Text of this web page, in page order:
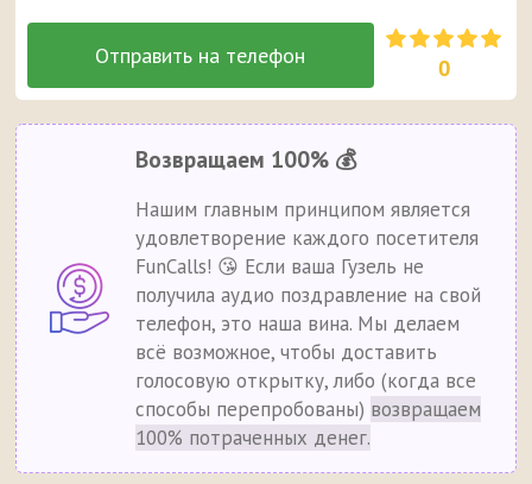
0
Возвращаем 100% 💰
Нашим главным принципом является
удовлетворение каждого посетителя
FunCalls! 😘 Если ваша Гузель не
получила аудио поздравление на свой
телефон, это наша вина. Мы делаем
всё возможное, чтобы доставить
голосовую открытку, либо (когда все
способы перепробованы) возвращаем
100% потраченных денег.